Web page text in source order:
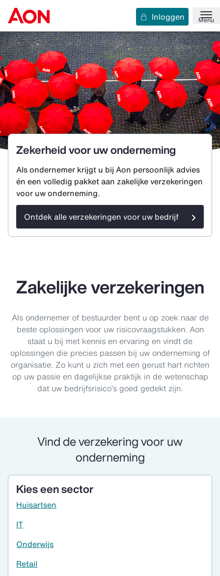
Menu
Inloggen
Zekerheid voor uw onderneming
Als ondernemer krijgt u bij Aon persoonlijk advies
én een volledig pakket aan zakelijke verzekeringen
voor uw onderneming.
Ontdek alle verzekeringen voor uw bedrijf
Zakelijke verzekeringen
Als ondernemer of bestuurder bent u op zoek naar de
beste oplossingen voor uw risicovraagstukken. Aon
staat u bij met kennis en ervaring en vindt de
oplossingen die precies passen bij uw onderneming of
organisatie. Zo kunt u zich met een gerust hart richten
op uw passie en dagelijkse praktijk in de wetenschap
dat uw bedrijfsrisico’s goed gedekt zijn.
Vind de verzekering voor uw
onderneming
Kies een sector
Huisartsen
IT
Onderwijs
Retail